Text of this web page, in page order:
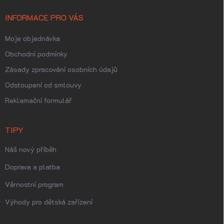
INFORMACE PRO VÁS
Moje objednávka
Obchodní podmínky
Zásady zpracování osobních údajů
Odstoupení od smlouvy
Reklamační formulář
TIPY
Náš nový příběh
Doprava a platba
Věrnostní program
Výhody pro dětská zařízení